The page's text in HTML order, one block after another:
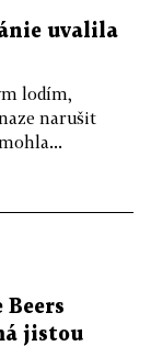
uvalila
lodím,
narušit
Beers
jistou